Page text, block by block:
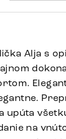
Alja s
upúta
na